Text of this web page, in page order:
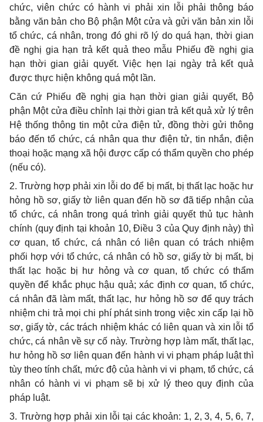
chức, viên chức có hành vi phải xin lỗi phải thông báo
bằng văn bản cho Bộ phận Một cửa và gửi văn bản xin lỗi
tổ chức, cá nhân, trong đó ghi rõ lý do quá hạn, thời gian
đề nghị gia hạn trả kết quả theo mẫu Phiếu đề nghị gia
hạn thời gian giải quyết. Việc hẹn lại ngày trả kết quả
được thực hiện không quá một lần.
Căn cứ Phiếu đề nghị gia hạn thời gian giải quyết, Bộ
phận Một cửa điều chỉnh lại thời gian trả kết quả xử lý trên
Hệ thống thông tin một cửa điện tử, đồng thời gửi thông
báo đến tổ chức, cá nhân qua thư điện tử, tin nhắn, điện
thoại hoặc mạng xã hội được cấp có thẩm quyền cho phép
(nếu có).
2. Trường hợp phải xin lỗi do để bị mất, bị thất lạc hoặc hư
hỏng hồ sơ, giấy tờ liên quan đến hồ sơ đã tiếp nhận của
tổ chức, cá nhân trong quá trình giải quyết thủ tục hành
chính (quy định tại khoản 10, Điều 3 của Quy định này) thì
cơ quan, tổ chức, cá nhân có liên quan có trách nhiệm
phối hợp với tổ chức, cá nhân có hồ sơ, giấy tờ bị mất, bị
thất lạc hoặc bị hư hỏng và cơ quan, tổ chức có thẩm
quyền để khắc phục hậu quả; xác định cơ quan, tổ chức,
cá nhân đã làm mất, thất lạc, hư hỏng hồ sơ để quy trách
nhiệm chi trả mọi chi phí phát sinh trong việc xin cấp lại hồ
sơ, giấy tờ, các trách nhiệm khác có liên quan và xin lỗi tổ
chức, cá nhân về sự cố này. Trường hợp làm mất, thất lạc,
hư hỏng hồ sơ liên quan đến hành vi vi phạm pháp luật thì
tùy theo tính chất, mức độ của hành vi vi phạm, tổ chức, cá
nhân có hành vi vi phạm sẽ bị xử lý theo quy định của
pháp luật.
3. Trường hợp phải xin lỗi tại các khoản: 1, 2, 3, 4, 5, 6, 7,